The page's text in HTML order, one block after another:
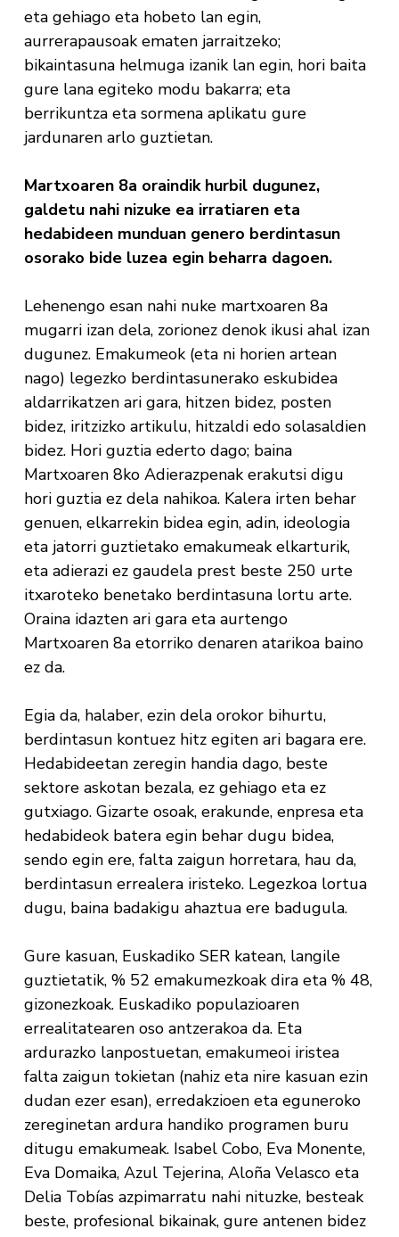
eta gehiago eta hobeto lan egin,
aurrerapausoak ematen jarraitzeko;
bikaintasuna helmuga izanik lan egin, hori baita
gure lana egiteko modu bakarra; eta
berrikuntza eta sormena aplikatu gure
jardunaren arlo guztietan.
Martxoaren 8a oraindik hurbil dugunez,
galdetu nahi nizuke ea irratiaren eta
hedabideen munduan genero berdintasun
osorako bide luzea egin beharra dagoen.
Lehenengo esan nahi nuke martxoaren 8a
mugarri izan dela, zorionez denok ikusi ahal izan
dugunez. Emakumeok (eta ni horien artean
nago) legezko berdintasunerako eskubidea
aldarrikatzen ari gara, hitzen bidez, posten
bidez, iritzizko artikulu, hitzaldi edo solasaldien
bidez. Hori guztia ederto dago; baina
Martxoaren 8ko Adierazpenak erakutsi digu
hori guztia ez dela nahikoa. Kalera irten behar
genuen, elkarrekin bidea egin, adin, ideologia
eta jatorri guztietako emakumeak elkarturik,
eta adierazi ez gaudela prest beste 250 urte
itxaroteko benetako berdintasuna lortu arte.
Oraina idazten ari gara eta aurtengo
Martxoaren 8a etorriko denaren atarikoa baino
ez da.
Egia da, halaber, ezin dela orokor bihurtu,
berdintasun kontuez hitz egiten ari bagara ere.
Hedabideetan zeregin handia dago, beste
sektore askotan bezala, ez gehiago eta ez
gutxiago. Gizarte osoak, erakunde, enpresa eta
hedabideok batera egin behar dugu bidea,
sendo egin ere, falta zaigun horretara, hau da,
berdintasun errealera iristeko. Legezkoa lortua
dugu, baina badakigu ahaztua ere badugula.
Gure kasuan, Euskadiko SER katean, langile
guztietatik, % 52 emakumezkoak dira eta % 48,
gizonezkoak. Euskadiko populazioaren
errealitatearen oso antzerakoa da. Eta
ardurazko lanpostuetan, emakumeoi iristea
falta zaigun tokietan (nahiz eta nire kasuan ezin
dudan ezer esan), erredakzioen eta eguneroko
zereginetan ardura handiko programen buru
ditugu emakumeak. Isabel Cobo, Eva Monente,
Eva Domaika, Azul Tejerina, Aloña Velasco eta
Delia Tobías azpimarratu nahi nituzke, besteak
beste, profesional bikainak, gure antenen bidez